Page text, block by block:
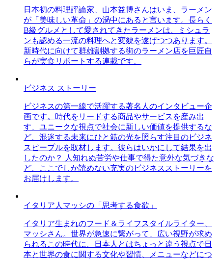
日本初の料理評論家、山本益博さんはいま、ラーメン
が「美味しい革命」の渦中にあると言います。長らく
B級グルメとして愛されてきたラーメンは、ミシュラ
ンも認める一流の料理へと変貌を遂げつつあります。
新時代に向けて群雄割拠する街のラーメン店を巨匠自
らが実食リポートする連載です。
ビジネス ストーリー
ビジネスの第一線で活躍する著名人のインタビュー企
画です。時代をリードする商品やサービスを産み出
す、ユニークな視点で社会に新しい価値を提供するな
ど、混迷する未来にひと筋の光を照らす注目のビジネ
スピープルを取材します。彼らはいかにして結果を出
したのか？ 人知れぬ苦労や仕事で得た意外な気づきな
ど、ここでしか読めない充実のビジネスストーリーを
お届けします。
イタリア人マッシの「思考する食欲」
イタリア生まれのフード＆ライフスタイルライター、
マッシさん。世界が急速に繋がって、広い視野が求め
られるこの時代に、日本人とはちょっと違う視点で日
本と世界の食に関する文化や習慣、メニューなどにつ